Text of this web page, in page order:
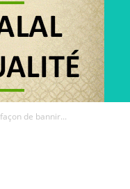
de bannir...